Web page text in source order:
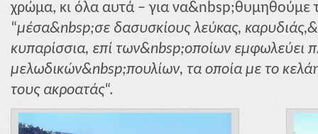
χρώμα, κι όλα αυτά – για να&nbsp;θυμηθούμε
“μέσα&nbsp;σε δασυσκίους λεύκας,
κυπαρίσσια, επί των&nbsp;οποίων εμφωλεύει
μελωδικών&nbsp;πουλίων, τα οποία με το
τους ακροατάς“.